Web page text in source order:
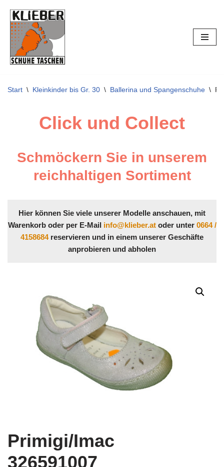
Zum
Inhalt
springen
Start \ Kleinkinder bis Gr. 30 \ Ballerina und Spangenschuhe \
Click und Collect
Schmöckern Sie in unserem
reichhaltigen Sortiment
Hier können Sie viele unserer Modelle anschauen, mit
Warenkorb oder per E-Mail info@klieber.atoder unter 0664 /
4158684reservieren und in einem unserer Geschäfte
anprobieren und abholen
Primigi/Imac
326591007